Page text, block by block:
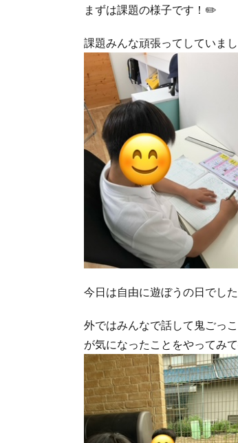
まずは課題の様子です！✏️
課題みんな頑張ってしていまし
今日は自由に遊ぼうの日でした
外ではみんなで話して鬼ごっ
が気になったことをやってみ